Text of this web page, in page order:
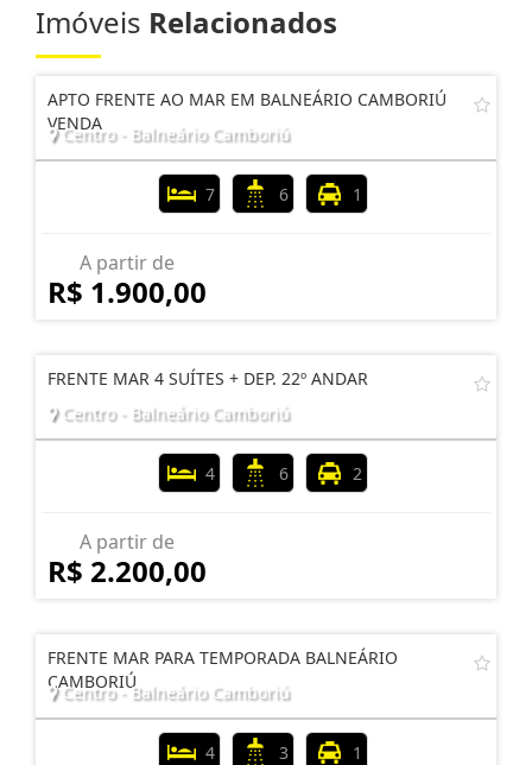
Imóveis Relacionados
APTO FRENTE AO MAR EM BALNEÁRIO CAMBORIÚ
VENDA
Centro - Balneário Camboriú
7 6 1
A partir de
R$ 1.900,00
FRENTE MAR 4 SUÍTES + DEP. 22º ANDAR
Centro - Balneário Camboriú
4 6 2
A partir de
R$ 2.200,00
FRENTE MAR PARA TEMPORADA BALNEÁRIO
CAMBORIÚ
Centro - Balneário Camboriú
4 3 1